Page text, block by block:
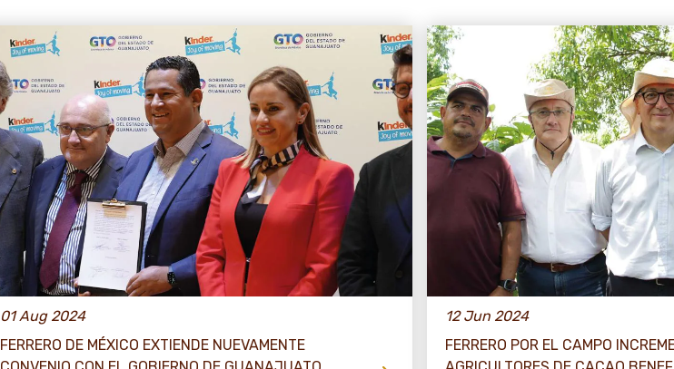
01 Aug 2024
FERRERO DE MÉXICO EXTIENDE NUEVAMENTE
12 Jun 2024
FERRERO POR EL CAMPO